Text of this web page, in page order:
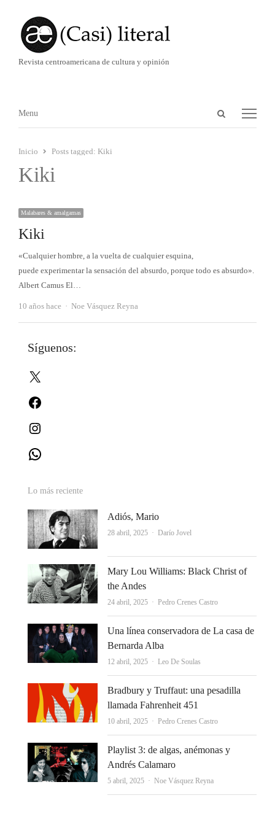
Revista centroamericana de cultura y opinión
Abrir
Menú
Menu
Inicio Posts tagged: Kiki
Kiki
Malabares & amalgamas
Kiki
«Cualquier hombre, a la vuelta de cualquier esquina,
puede experimentar la sensación del absurdo, porque todo es absurdo».
Albert Camus El…
10 años hace Autor
Noe Vásquez Reyna
Síguenos:
Lo más reciente
Adiós, Mario
28 abril, 2025 Autor
Darío Jovel
Mary Lou Williams: Black Christ of
the Andes
24 abril, 2025 Autor
Pedro Crenes Castro
Una línea conservadora de La casa de
Bernarda Alba
12 abril, 2025 Autor
Leo De Soulas
Bradbury y Truffaut: una pesadilla
llamada Fahrenheit 451
10 abril, 2025 Autor
Pedro Crenes Castro
Playlist 3: de algas, anémonas y
Andrés Calamaro
5 abril, 2025 Autor
Noe Vásquez Reyna